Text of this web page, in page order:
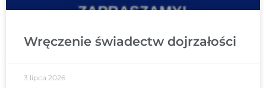
Wręczenie świadectw dojrzałości
3 lipca 2026